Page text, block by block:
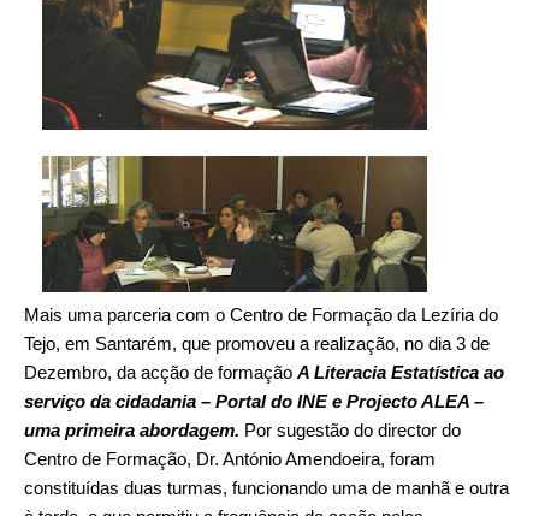
Mais uma parceria com o Centro de Formação da Lezíria do
Tejo, em Santarém, que promoveu a realização, no dia 3 de
Dezembro, da acção de formação A Literacia Estatística ao
serviço da cidadania – Portal do INE e Projecto ALEA –
uma primeira abordagem. Por sugestão do director do
Centro de Formação, Dr. António Amendoeira, foram
constituídas duas turmas, funcionando uma de manhã e outra